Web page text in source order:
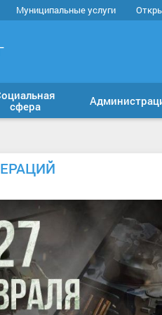
Муниципальные услуги
сфера